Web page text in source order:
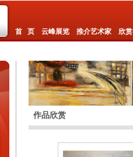
首 页 云峰展览 推介艺术家 欣
作品欣赏